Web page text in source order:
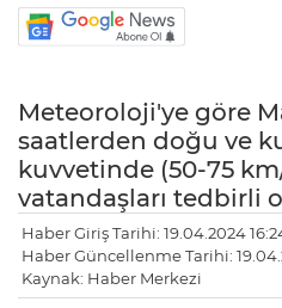
Meteoroloji'ye göre
saatlerden doğu ve
kuvvetinde (50-75
vatandaşları tedbirli
Haber Giriş Tarihi: 19.04.2024
Haber Güncellenme Tarihi:
Kaynak: Haber Merkezi